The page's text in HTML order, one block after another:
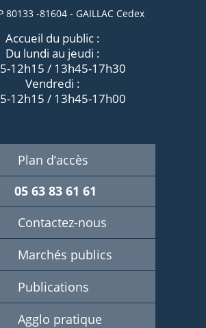
80133 -81604 - GAILLAC Cedex
Accueil du public :
Du lundi au jeudi :
12h15 / 13h45-17h30
Vendredi :
12h15 / 13h45-17h00
Plan d’accès
05 63 83 61 61
Contactez-nous
Marchés publics
Publications
Agglo pratique